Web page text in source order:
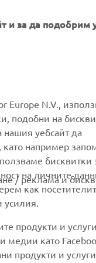
of Waste
и за да подобрим
Europe N.V.,
подобни на
уебсайт да
например
бисквитки
на личните
как
усилия.
/ реклама и
продукти и
медии като
продукти и